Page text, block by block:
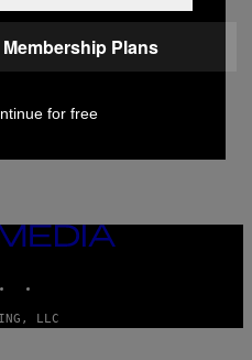
te zijn voor
LLC
Plans
for free